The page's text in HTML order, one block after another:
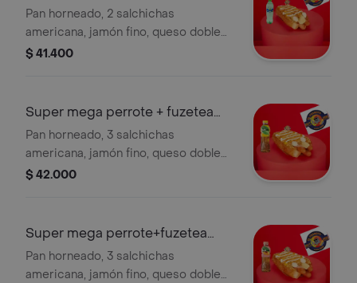
lima
Pan horneado, 2 salchichas
americana, jamón fino, queso doble
crema, 3 huevos de codorniz, cebolla,
$ 41.400
Super mega perrote + fuzetea
limon 400ml
Pan horneado, 3 salchichas
americana, jamón fino, queso doble
crema, 3 huevos de codorniz, cebolla,
$ 42.000
Super mega perrote+fuzetea
durazno400ml
Pan horneado, 3 salchichas
americana, jamón fino, queso doble